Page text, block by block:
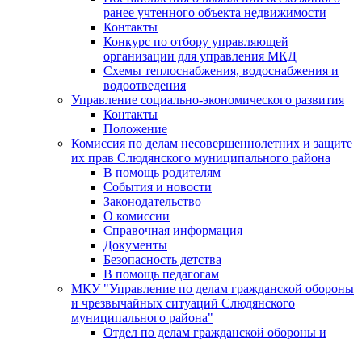
ранее учтенного объекта недвижимости
Контакты
Конкурс по отбору управляющей
организации для управления МКД
Схемы теплоснабжения, водоснабжения и
водоотведения
Управление социально-экономического развития
Контакты
Положение
Комиссия по делам несовершеннолетних и защите
их прав Слюдянского муниципального района
В помощь родителям
События и новости
Законодательство
О комиссии
Справочная информация
Документы
Безопасность детства
В помощь педагогам
МКУ "Управление по делам гражданской обороны
и чрезвычайных ситуаций Слюдянского
муниципального района"
Отдел по делам гражданской обороны и